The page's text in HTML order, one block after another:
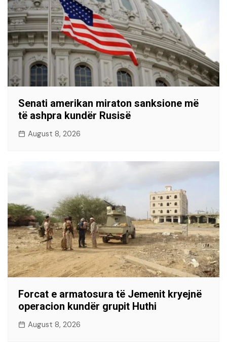
Senati amerikan miraton sanksione më
të ashpra kundër Rusisë
August 8, 2026
Forcat e armatosura të Jemenit kryejnë
operacion kundër grupit Huthi
August 8, 2026